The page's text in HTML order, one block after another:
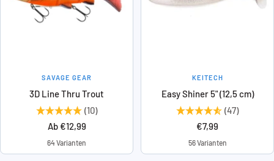
SAVAGE GEAR
3D Line Thru Trout
(10)
Angebotspreis
Ab €12,99
64 Varianten
KEITECH
Easy Shiner 5" (12,5 cm)
(47)
Angebotspreis
€7,99
56 Varianten